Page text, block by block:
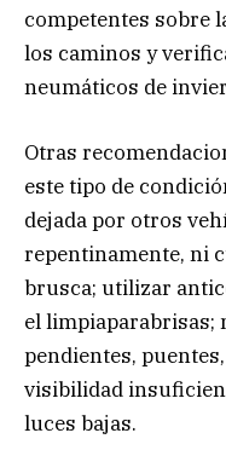
competentes sobre
los caminos y
neumáticos de
Otras
este tipo de
dejada por otros
repentinamente, ni
brusca; utilizar
el limpiaparabrisas;
pendientes,
visibilidad
luces bajas.